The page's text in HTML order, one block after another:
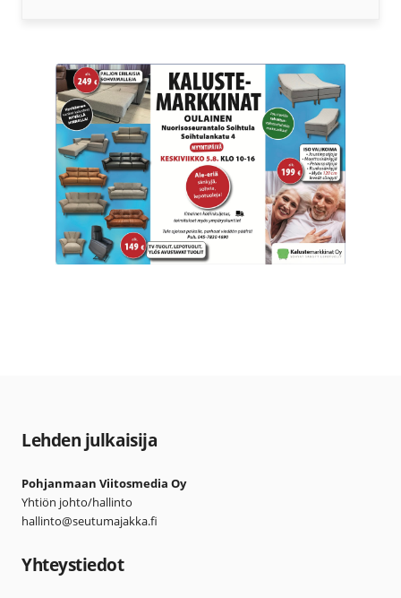
Lehden julkaisija
Pohjanmaan Viitosmedia Oy
Yhtiön johto/hallinto
hallinto@seutumajakka.fi
Yhteystiedot